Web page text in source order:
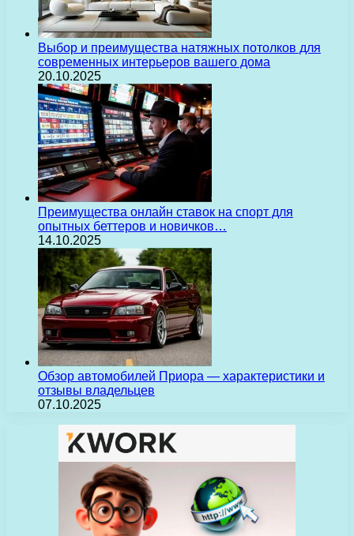
Выбор и преимущества натяжных потолков для
современных интерьеров вашего дома
20.10.2025
Преимущества онлайн ставок на спорт для
опытных беттеров и новичков…
14.10.2025
Обзор автомобилей Приора — характеристики и
отзывы владельцев
07.10.2025